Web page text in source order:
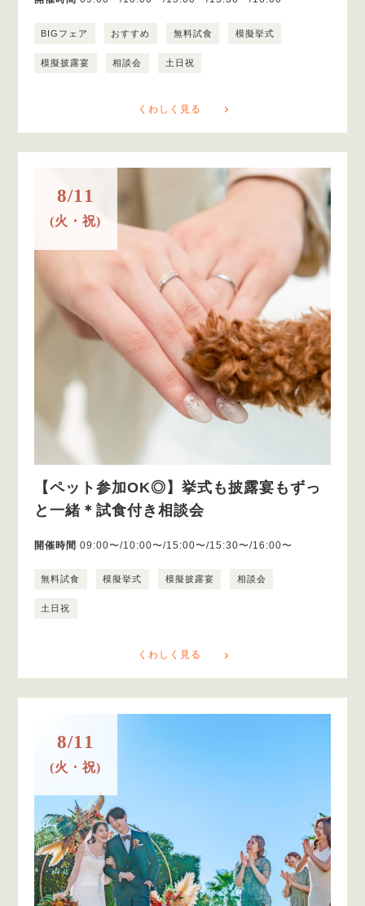
BIGフェア おすすめ 無料試食 模擬挙式
模擬披露宴 相談会 土日祝
くわしく見る
8/11
(火・祝)
【ペット参加OK◎】挙式も披露宴もずっ
と一緒＊試食付き相談会
開催時間 09:00〜/10:00〜/15:00〜/15:30〜/16:00〜
無料試食 模擬挙式 模擬披露宴 相談会
土日祝
くわしく見る
8/11
(火・祝)